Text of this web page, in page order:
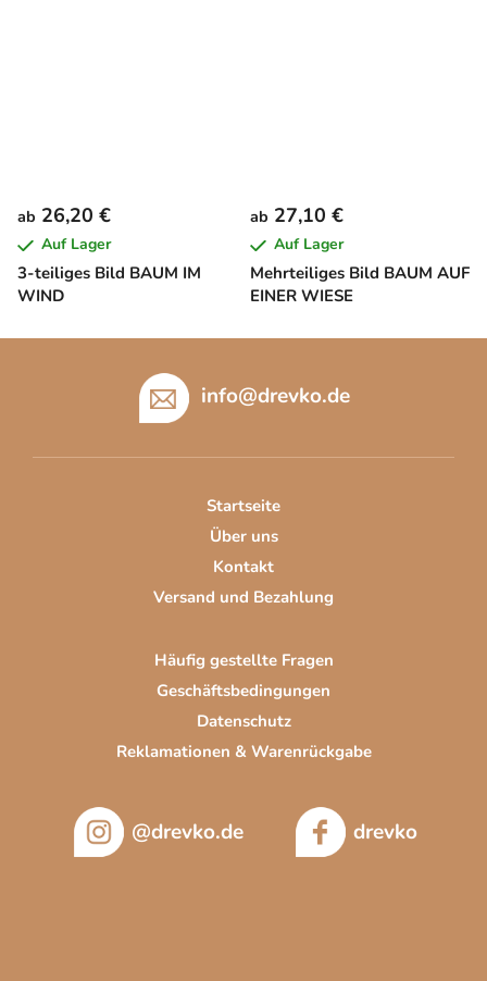
3-teiliges Bild BAUM IM
WIND
ab 26,20 €
Auf Lager
Mehrteiliges Bild BAUM AUF
EINER WIESE
ab 27,10 €
Auf Lager
info@drevko.de
Startseite
Über uns
Kontakt
Versand und Bezahlung
Häufig gestellte Fragen
Geschäftsbedingungen
Datenschutz
Reklamationen & Warenrückgabe
@drevko.de drevko